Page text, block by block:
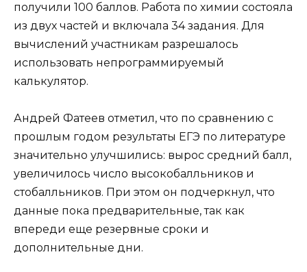
получили 100 баллов. Работа по химии состояла
из двух частей и включала 34 задания. Для
вычислений участникам разрешалось
использовать непрограммируемый
калькулятор.
Андрей Фатеев отметил, что по сравнению с
прошлым годом результаты ЕГЭ по литературе
значительно улучшились: вырос средний балл,
увеличилось число высокобалльников и
стобалльников. При этом он подчеркнул, что
данные пока предварительные, так как
впереди еще резервные сроки и
дополнительные дни.